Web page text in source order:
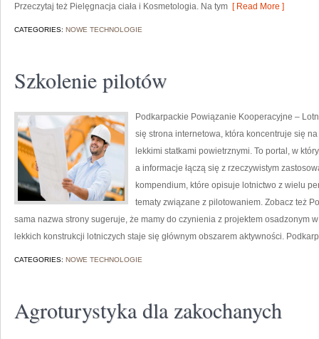
Przeczytaj też Pielęgnacja ciała i Kosmetologia. Na tym [ Read More ]
CATEGORIES: NOWE TECHNOLOGIE
Szkolenie pilotów
Podkarpackie Powiązanie Kooperacyjne –
się strona internetowa, która koncentruje się
lekkimi statkami powietrznymi. To portal, w
a informacje łączą się z rzeczywistym
kompendium, które opisuje lotnictwo z wielu
tematy związane z pilotowaniem. Zobacz też
sama nazwa strony sugeruje, że mamy do czynienia z projektem osadzonym
lekkich konstrukcji lotniczych staje się głównym obszarem aktywności.
CATEGORIES: NOWE TECHNOLOGIE
Agroturystyka dla zakochanych